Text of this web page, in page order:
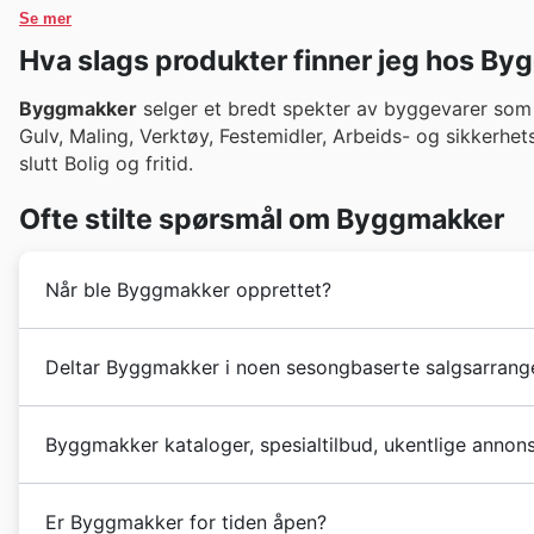
Se mer
Hva slags produkter finner jeg hos
Byggmakker selger et bredt spekter av byggevarer
Gulv, Maling, Verktøy, Festemidler, Arbeids- og
slutt Bolig og fritid.
Ofte stilte spørsmål om Byggmakker
Når ble Byggmakker opprettet?
byggevarer. I løpet av årene har selskapet vokst og
en kjede på 89 butikker fra Stavanger i sør/vest til
Virksomheten er i dag en del av det finske Kesko-
opp av konsernet i 2005, noe som styrket posisjonen
Deltar Byggmakker i noen sesongbaserte
på alt du trenger til ditt neste prosjekt. Enten det er
eller spesielle jule- og nyttårstilbud, finner du ofte
sesongbaserte salgene, kan du også finne unike
Byggmakker kataloger, spesialtilbud, ukentlige
Er Byggmakker for tiden åpen?